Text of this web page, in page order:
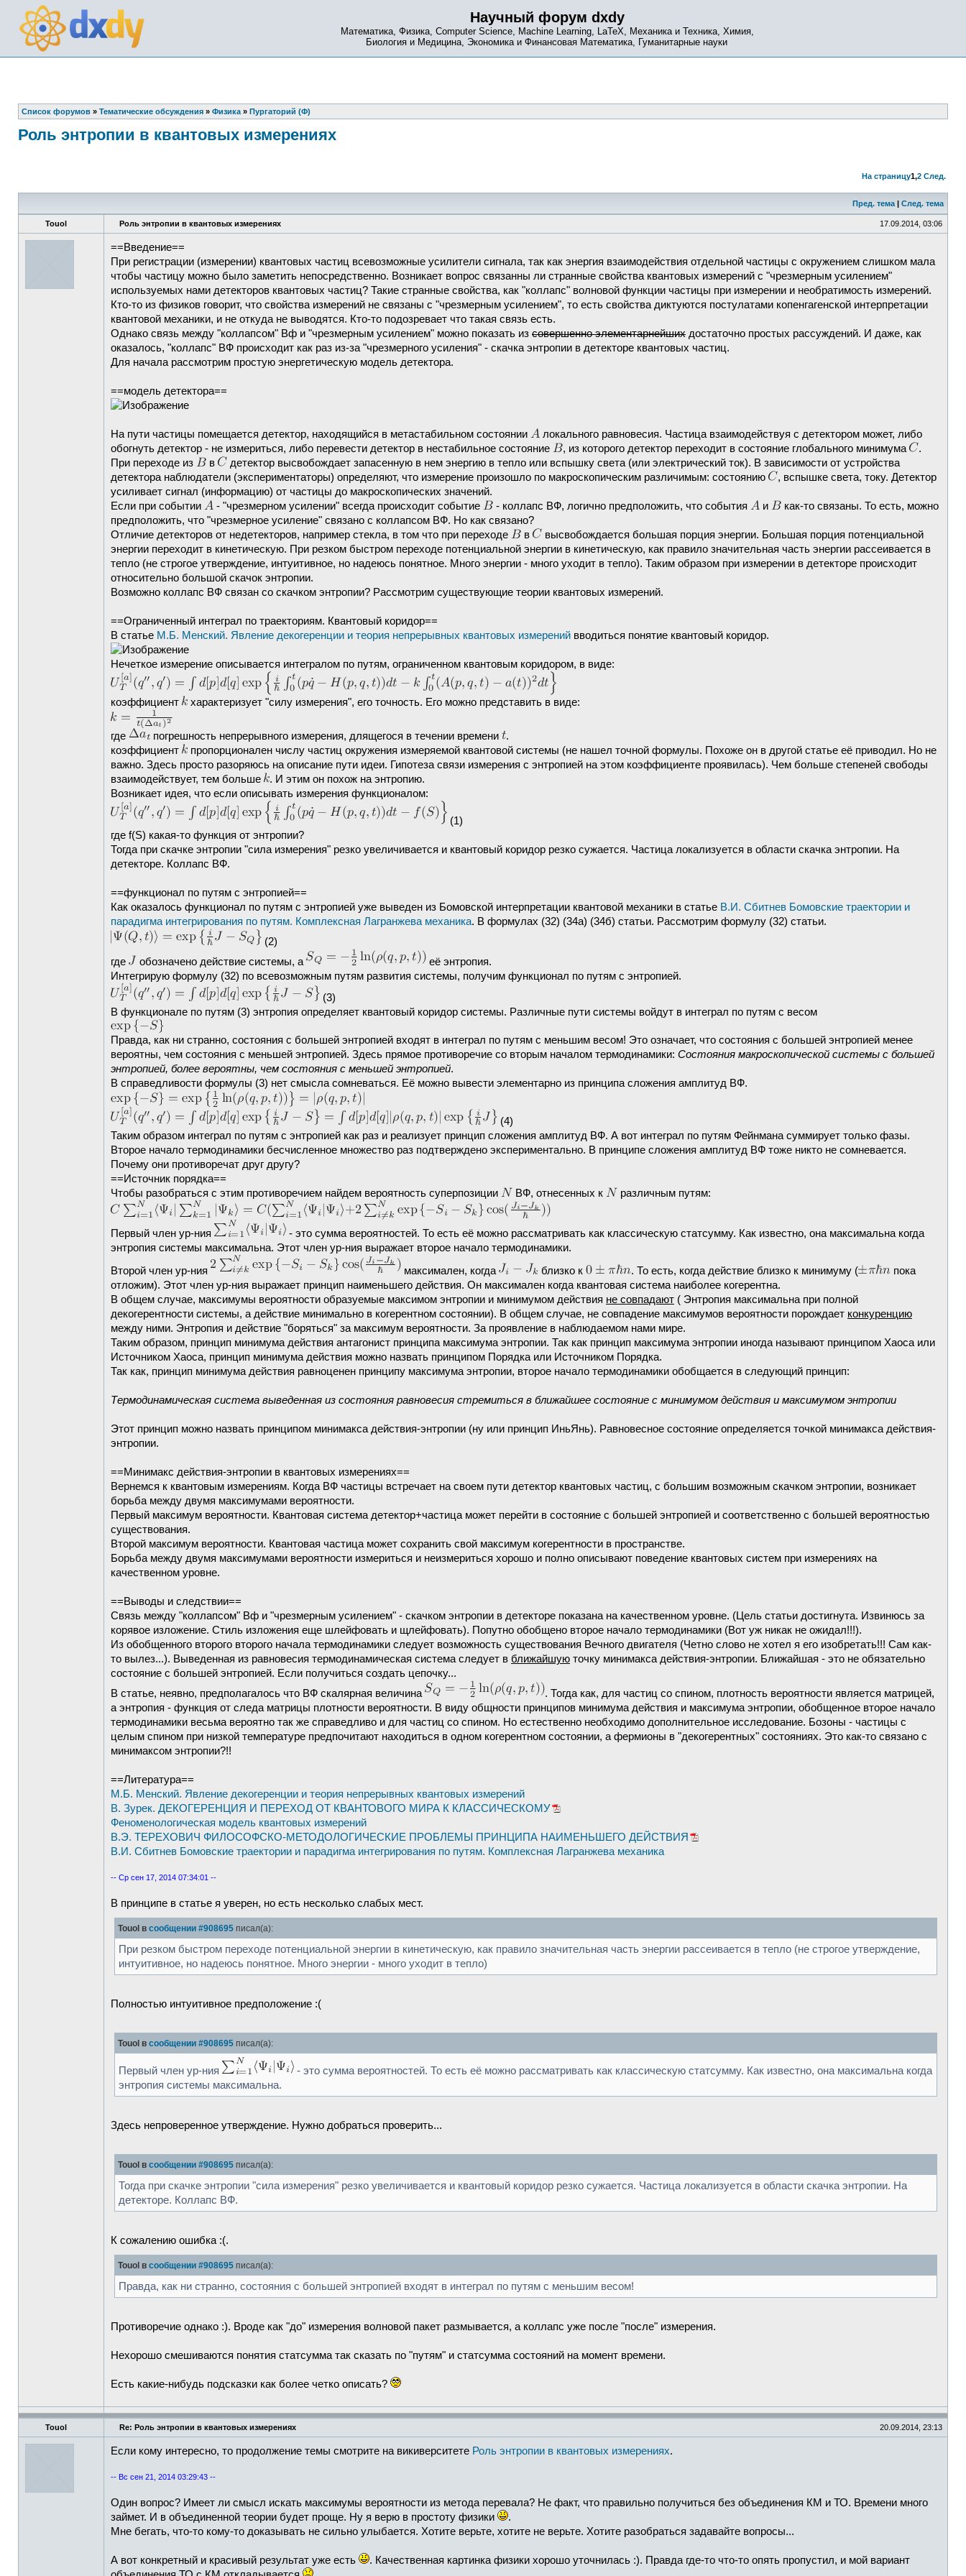
Научный форум dxdy
Математика, Физика, Computer Science, Machine Learning, LaTeX, Механика и Техника, Химия,
Биология и Медицина, Экономика и Финансовая Математика, Гуманитарные науки
Список форумов » Тематические обсуждения » Физика » Пургаторий (Ф)
Роль энтропии в квантовых измерениях
На страницу1,2 След.
Пред. тема | След. тема
Touol Роль энтропии в квантовых измерениях 17.09.2014, 03:06
==Введение==
При регистрации (измерении) квантовых частиц всевозможные усилители сигнала, так как энергия взаимодействия отдельной частицы с окружением слишком мала
чтобы частицу можно было заметить непосредственно. Возникает вопрос связанны ли странные свойства квантовых измерений с "чрезмерным усилением"
используемых нами детекторов квантовых частиц? Такие странные свойства, как "коллапс" волновой функции частицы при измерении и необратимость измерений.
Кто-то из физиков говорит, что свойства измерений не связаны с "чрезмерным усилением", то есть свойства диктуются постулатами копенгагенской интерпретации
квантовой механики, и не откуда не выводятся. Кто-то подозревает что такая связь есть.
Однако связь между "коллапсом" Вф и "чрезмерным усилением" можно показать из совершенно элементарнейших достаточно простых рассуждений. И даже, как
оказалось, "коллапс" ВФ происходит как раз из-за "чрезмерного усиления" - скачка энтропии в детекторе квантовых частиц.
Для начала рассмотрим простую энергетическую модель детектора.
==модель детектора==
На пути частицы помещается детектор, находящийся в метастабильном состоянии
локального равновесия. Частица взаимодействуя с детектором может, либо
обогнуть детектор - не измериться, либо перевести детектор в нестабильное состояние
, из которого детектор переходит в состояние глобального минимума
.
При переходе из
в
детектор высвобождает запасенную в нем энергию в тепло или вспышку света (или электрический ток). В зависимости от устройства
детектора наблюдатели (экспериментаторы) определяют, что измерение произошло по макроскопическим различимым: состоянию
, вспышке света, току. Детектор
усиливает сигнал (информацию) от частицы до макроскопических значений.
Если при событии
- "чрезмерном усилении" всегда происходит событие - коллапс ВФ, логично предположить, что события и
как-то связаны. То есть, можно
предположить, что "чрезмерное усиление" связано с коллапсом ВФ. Но как связано?
Отличие детекторов от недетекторов, например стекла, в том что при переходе
в
высвобождается большая порция энергии. Большая порция потенциальной
энергии переходит в кинетическую. При резком быстром переходе потенциальной энергии в кинетическую, как правило значительная часть энергии рассеивается в
тепло (не строгое утверждение, интуитивное, но надеюсь понятное. Много энергии - много уходит в тепло). Таким образом при измерении в детекторе происходит
относительно большой скачок энтропии.
Возможно коллапс ВФ связан со скачком энтропии? Рассмотрим существующие теории квантовых измерений.
==Ограниченный интеграл по траекториям. Квантовый коридор==
В статье М.Б. Менский. Явление декогеренции и теория непрерывных квантовых измерений вводиться понятие квантовый коридор.
Нечеткое измерение описывается интегралом по путям, ограниченном квантовым коридором, в виде:
коэффициент характеризует "силу измерения", его точность. Его можно представить в виде:
где погрешность непрерывного измерения, длящегося в течении времени
.
коэффициент
пропорционален числу частиц окружения измеряемой квантовой системы (не нашел точной формулы. Похоже он в другой статье её приводил. Но не
важно. Здесь просто разоряюсь на описание пути идеи. Гипотеза связи измерения с энтропией на этом коэффициенте проявилась). Чем больше степеней свободы
взаимодействует, тем больше
. И этим он похож на энтропию.
Возникает идея, что если описывать измерения функционалом:
(1)
где f(S) какая-то функция от энтропии?
Тогда при скачке энтропии "сила измерения" резко увеличивается и квантовый коридор резко сужается. Частица локализуется в области скачка энтропии. На
детекторе. Коллапс ВФ.
==функционал по путям с энтропией==
Как оказалось функционал по путям с энтропией уже выведен из Бомовской интерпретации квантовой механики в статье В.И. Сбитнев Бомовские траектории и
парадигма интегрирования по путям. Комплексная Лагранжева механика. В формулах (32) (34а) (34б) статьи. Рассмотрим формулу (32) статьи.
(2)
где
обозначено действие системы, а
её энтропия.
Интегрирую формулу (32) по всевозможным путям развития системы, получим функционал по путям с энтропией.
(3)
В функционале по путям (3) энтропия определяет квантовый коридор системы. Различные пути системы войдут в интеграл по путям с весом
Правда, как ни странно, состояния с большей энтропией входят в интеграл по путям с меньшим весом! Это означает, что состояния с большей энтропией менее
вероятны, чем состояния с меньшей энтропией. Здесь прямое противоречие со вторым началом термодинамики: Состояния макроскопической системы с большей
энтропией, более вероятны, чем состояния с меньшей энтропией.
В справедливости формулы (3) нет смысла сомневаться. Её можно вывести элементарно из принципа сложения амплитуд ВФ.
(4)
Таким образом интеграл по путям с энтропией как раз и реализует принцип сложения амплитуд ВФ. А вот интеграл по путям Фейнмана суммирует только фазы.
Второе начало термодинамики бесчисленное множество раз подтверждено экспериментально. В принципе сложения амплитуд ВФ тоже никто не сомневается.
Почему они противоречат друг другу?
==Источник порядка==
Чтобы разобраться с этим противоречием найдем вероятность суперпозиции
ВФ, отнесенных к различным путям:
Первый член ур-ния
- это сумма вероятностей. То есть её можно рассматривать как классическую статсумму. Как известно, она максимальна когда
энтропия системы максимальна. Этот член ур-ния выражает второе начало термодинамики.
Второй член ур-ния
максимален, когда близко к . То есть, когда действие близко к минимуму (
пока
отложим). Этот член ур-ния выражает принцип наименьшего действия. Он максимален когда квантовая система наиболее когерентна.
В общем случае, максимумы вероятности образуемые максимом энтропии и минимумом действия не совпадают ( Энтропия максимальна при полной
декогерентности системы, а действие минимально в когерентном состоянии). В общем случае, не совпадение максимумов вероятности порождает конкуренцию
между ними. Энтропия и действие "боряться" за максимум вероятности. За проявление в наблюдаемом нами мире.
Таким образом, принцип минимума действия антагонист принципа максимума энтропии. Так как принцип максимума энтропии иногда называют принципом Хаоса или
Источником Хаоса, принцип минимума действия можно назвать принципом Порядка или Источником Порядка.
Так как, принцип минимума действия равноценен принципу максимума энтропии, второе начало термодинамики обобщается в следующий принцип:
Термодинамическая система выведенная из состояния равновесия стремиться в ближайшее состояние с минимумом действия и максимумом энтропии
Этот принцип можно назвать принципом минимакса действия-энтропии (ну или принцип ИньЯнь). Равновесное состояние определяется точкой минимакса действия-
энтропии.
==Минимакс действия-энтропии в квантовых измерениях==
Вернемся к квантовым измерениям. Когда ВФ частицы встречает на своем пути детектор квантовых частиц, с большим возможным скачком энтропии, возникает
борьба между двумя максимумами вероятности.
Первый максимум вероятности. Квантовая система детектор+частица может перейти в состояние с большей энтропией и соответственно с большей вероятностью
существования.
Второй максимум вероятности. Квантовая частица может сохранить свой максимум когерентности в пространстве.
Борьба между двумя максимумами вероятности измериться и неизмериться хорошо и полно описывают поведение квантовых систем при измерениях на
качественном уровне.
==Выводы и следствии==
Связь между "коллапсом" Вф и "чрезмерным усилением" - скачком энтропии в детекторе показана на качественном уровне. (Цель статьи достигнута. Извинюсь за
корявое изложение. Стиль изложения еще шлейфовать и щлейфовать). Попутно обобщено второе начало термодинамики (Вот уж никак не ожидал!!!).
Из обобщенного второго второго начала термодинамики следует возможность существования Вечного двигателя (Четно слово не хотел я его изобретать!!! Сам как-
то вылез...). Выведенная из равновесия термодинамическая система следует в ближайшую точку минимакса действия-энтропии. Ближайшая - это не обязательно
состояние с большей энтропией. Если получиться создать цепочку...
В статье, неявно, предполагалось что ВФ скалярная величина
. Тогда как, для частиц со спином, плотность вероятности является матрицей,
а энтропия - функция от следа матрицы плотности вероятности. В виду общности принципов минимума действия и максимума энтропии, обобщенное второе начало
термодинамики весьма вероятно так же справедливо и для частиц со спином. Но естественно необходимо дополнительное исследование. Бозоны - частицы с
целым спином при низкой температуре предпочитают находиться в одном когерентном состоянии, а фермионы в "декогерентных" состояниях. Это как-то связано с
минимаксом энтропии?!!
==Литература==
М.Б. Менский. Явление декогеренции и теория непрерывных квантовых измерений
В. Зурек. ДЕКОГЕРЕНЦИЯ И ПЕРЕХОД ОТ КВАНТОВОГО МИРА К КЛАССИЧЕСКОМУ
Феноменологическая модель квантовых измерений
В.Э. ТЕРЕХОВИЧ ФИЛОСОФСКО-МЕТОДОЛОГИЧЕСКИЕ ПРОБЛЕМЫ ПРИНЦИПА НАИМЕНЬШЕГО ДЕЙСТВИЯ
В.И. Сбитнев Бомовские траектории и парадигма интегрирования по путям. Комплексная Лагранжева механика
-- Ср сен 17, 2014 07:34:01 --
В принципе в статье я уверен, но есть несколько слабых мест.
Touol в сообщении #908695 писал(а):
При резком быстром переходе потенциальной энергии в кинетическую, как правило значительная часть энергии рассеивается в тепло (не строгое утверждение,
интуитивное, но надеюсь понятное. Много энергии - много уходит в тепло)
Полностью интуитивное предположение :(
Touol в сообщении #908695 писал(а):
Первый член ур-ния
- это сумма вероятностей. То есть её можно рассматривать как классическую статсумму. Как известно, она максимальна когда
энтропия системы максимальна.
Здесь непроверенное утверждение. Нужно добраться проверить...
Touol в сообщении #908695 писал(а):
Тогда при скачке энтропии "сила измерения" резко увеличивается и квантовый коридор резко сужается. Частица локализуется в области скачка энтропии. На
детекторе. Коллапс ВФ.
К сожалению ошибка :(.
Touol в сообщении #908695 писал(а):
Правда, как ни странно, состояния с большей энтропией входят в интеграл по путям с меньшим весом!
Противоречие однако :). Вроде как "до" измерения волновой пакет размывается, а коллапс уже после "после" измерения.
Нехорошо смешиваются понятия статсумма так сказать по "путям" и статсумма состояний на момент времени.
Есть какие-нибудь подсказки как более четко описать?
Touol Re: Роль энтропии в квантовых измерениях 20.09.2014, 23:13
Если кому интересно, то продолжение темы смотрите на викиверситете Роль энтропии в квантовых измерениях.
-- Вс сен 21, 2014 03:29:43 --
Один вопрос? Имеет ли смысл искать максимумы вероятности из метода перевала? Не факт, что правильно получиться без объединения КМ и ТО. Времени много
займет. И в объединенной теории будет проще. Ну я верю в простоту физики
.
Мне бегать, что-то кому-то доказывать не сильно улыбается. Хотите верьте, хотите не верьте. Хотите разобраться задавайте вопросы...
А вот конкретный и красивый результат уже есть
. Качественная картинка физики хорошо уточнилась :). Правда где-то что-то опять пропустил, и мой вариант